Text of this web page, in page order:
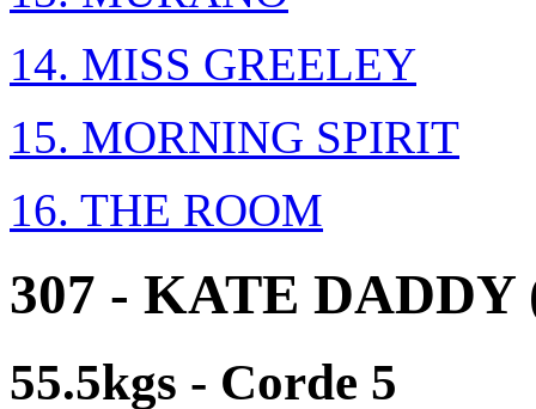
14. MISS GREELEY
15. MORNING SPIRIT
16. THE ROOM
307 - KATE DADDY
55.5kgs - Corde 5